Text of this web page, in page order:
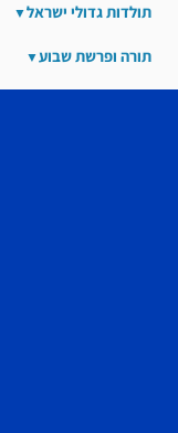
תולדות גדולי ישראל
תורה ופרשת שבוע